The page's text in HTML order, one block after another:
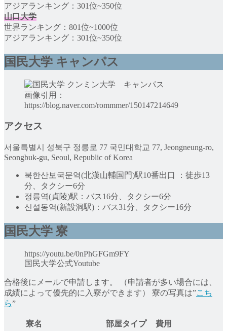
アジアランキング：301位~350位
山口大学
世界ランキング：801位~1000位
アジアランキング：301位~350位
国民大学 キャンパス
画像引用：
https://blog.naver.com/rommmer/150147214649
アクセス
서울특별시 성북구 정릉로 77 국민대학교 77, Jeongneung-ro,
Seongbuk-gu, Seoul, Republic of Korea
북한산보국문역(北漢山輔国門)駅10番出口 ：徒歩13
分、タクシー6分
정릉역(貞陵)駅：バス16分、タクシー6分
신설동역(新設洞駅)：バス31分、タクシー16分
国民大学 寮
https://youtu.be/0nPhGFGm9FY
国民大学公式Youtube
合格後にメールで申請します。 （申請者が多い場合には、
成績によって優先的に入寮ができます） 寮の写真は”こち
ら”
寮名 部屋タイプ 費用